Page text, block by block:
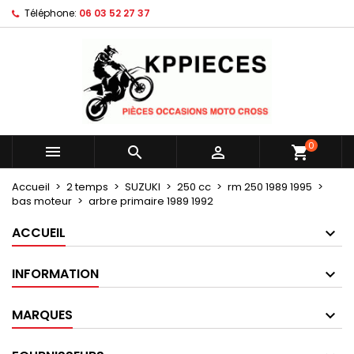
Téléphone: 06 03 52 27 37
   shopping_cart0
Accueil 2 temps SUZUKI 250 cc
rm 250 1989 1995
bas moteur
arbre primaire 1989 1992
ACCUEIL
INFORMATION
MARQUES
Mes listes d'envies ×
Créer une nouvelle liste
Créer une liste d'envies ×
Nom de la liste d'envies
Annuler Créer une liste d'envies
Connexion ×
Vous devez être connecté pour ajouter des produits
à votre liste d'envies.
Annuler Connexion